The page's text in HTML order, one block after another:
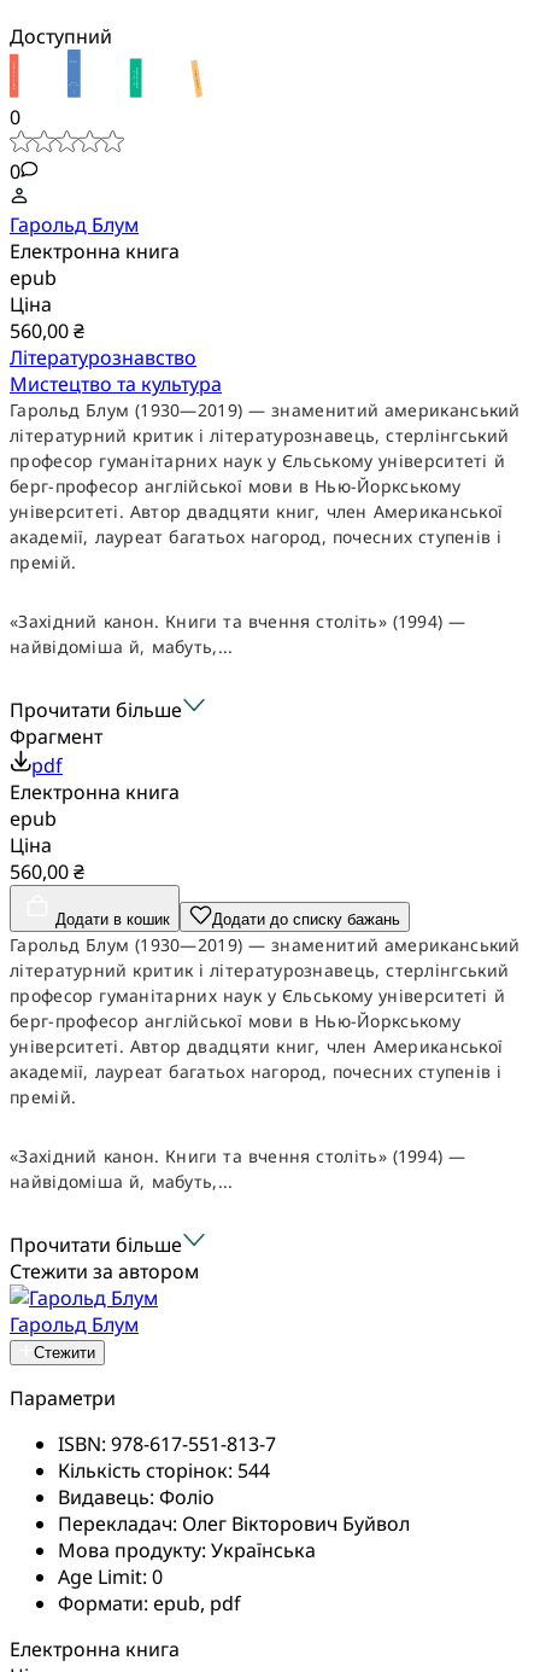
Доступний
0
0
Гарольд Блум
Електронна книга
epub
Ціна
560,00 ₴
Літературознавство
Мистецтво та культура
Гарольд Блум (1930—2019) — знаменитий американський
літературний критик і літературознавець, стерлінгський
професор гуманітарних наук у Єльському університеті й
берг-професор англійської мови в Нью-Йоркському
університеті. Автор двадцяти книг, член Американської
академії, лауреат багатьох нагород, почесних ступенів і
премій.
«Західний канон. Книги та вчення століть» (1994) —
найвідоміша й, мабуть,...
Прочитати більше
Фрагмент
pdf
Електронна книга
epub
Ціна
560,00 ₴
Додати в кошик Додати до списку бажань
Гарольд Блум (1930—2019) — знаменитий американський
літературний критик і літературознавець, стерлінгський
професор гуманітарних наук у Єльському університеті й
берг-професор англійської мови в Нью-Йоркському
університеті. Автор двадцяти книг, член Американської
академії, лауреат багатьох нагород, почесних ступенів і
премій.
«Західний канон. Книги та вчення століть» (1994) —
найвідоміша й, мабуть,...
Прочитати більше
Стежити за автором
Гарольд Блум
Стежити
Параметри
ISBN: 978-617-551-813-7
Кількість сторінок: 544
Видавець: Фоліо
Перекладач: Олег Вікторович Буйвол
Мова продукту: Українська
Age Limit: 0
Формати: epub, pdf
Електронна книга